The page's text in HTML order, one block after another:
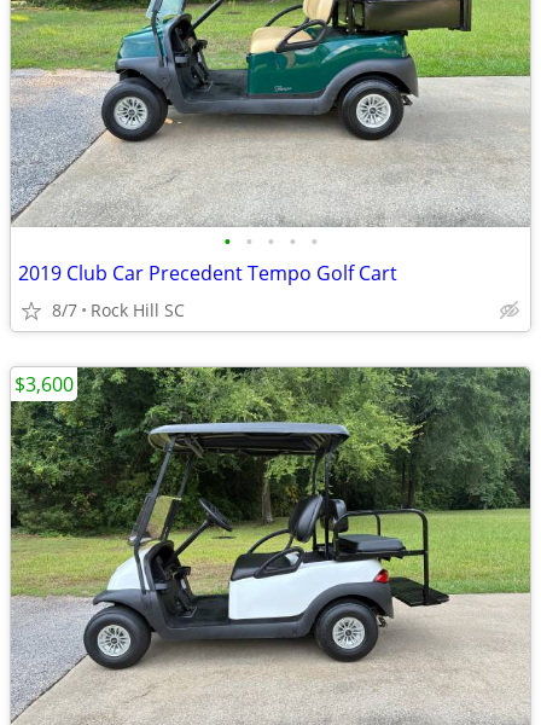
• • • • •
2019 Club Car Precedent Tempo Golf Cart
8/7 Rock Hill SC
$3,600